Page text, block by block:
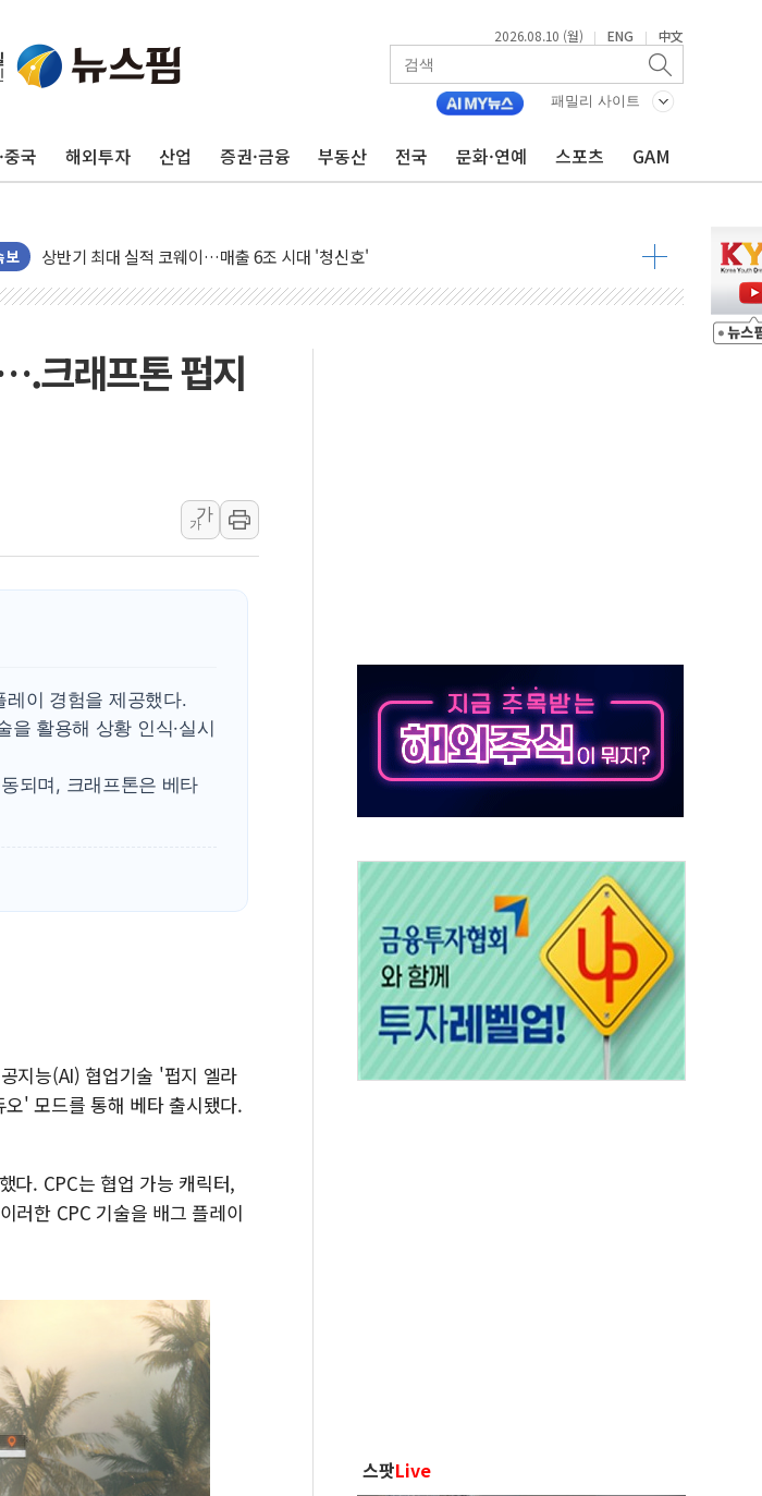
2026.08.10 (월) | ENG | 中文
패밀리 사이트
중국 해외투자 산업 증권·금융 부동산 전국 문화·연예 스포츠 GAM
보
한병도 "당원 커뮤니티 개인정보 유출 사과…ISA·주가누르기법 재검토"
국방부, 尹에 내줬던 용산 옛 청사서 4년 만에 첫 브리핑
낙동강 보 열어도 녹조 못 잡았다…4대강 사업이 발목
새마을금고, 해외 수수료 면제·국내 10% 할인 'MG+트래블로그 하나카드' 출시
LS증권, 개인투자자 대상 코스피 전망·전력인프라 투자 전략 강연
미래에셋증권, 1500억원 규모 개인투자용 국채 청약 시작
한국거래소, SK하이닉스 '4조 규모 충칭공장 지분 매각' 조회공시 요구
농기계 '이중가격' 막는다…농식품부, 불합리 관행 7건 개선
애경산업, 가정폭력 피해자 지원 시설에 3억원 상당 기부
평택 고덕 우미린 프레스티지 선착순 분양
'중년 남성폰' 벗어난 Z폴드8…美 30%↑·1030 여성도 몰렸다
크래프톤 펍지
가
가
레이 경험을 제공했다.
을 활용해 상황 인식·실시
되며, 크래프톤은 베타
지능(AI) 협업기술 '펍지 엘라
' 모드를 통해 베타 출시됐다.
다. CPC는 협업 가능 캐릭터,
러한 CPC 기술을 배그 플레이
스팟Live